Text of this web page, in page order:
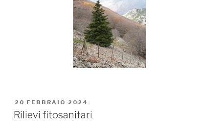
PUBBLICATO
IL
20 FEBBRAIO 2024
Rilievi fitosanitari